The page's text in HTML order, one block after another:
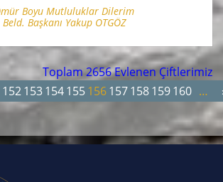
Boyu Mutluluklar Dilerim
Beld. Başkanı Yakup OTGÖZ
Toplam 2656 Evlenen Çiftlerimiz
152 153 154 155 156 157 158 159 160 …